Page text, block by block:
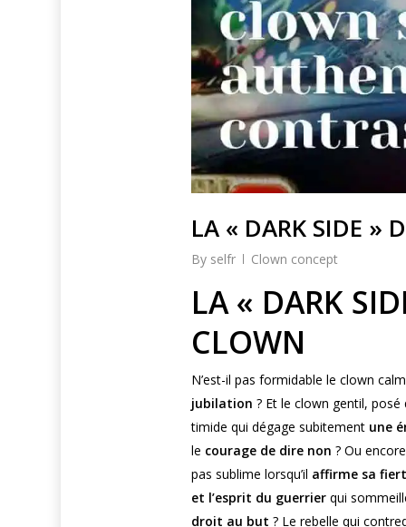
LA « DARK SIDE »
By selfr Clown concept
LA « DARK
CLOWN
N’est-il pas formidable le clown
jubilation ? Et le clown gentil,
timide qui dégage subitement une
le courage de dire non ? Ou
pas sublime lorsqu’il affirme sa
et l’esprit du guerrierqui
droit au but ? Le rebelle qui